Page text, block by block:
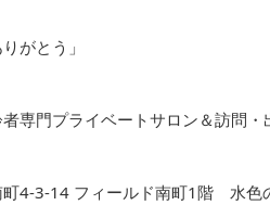
がとう」
専門プライベートサロン＆訪問・
町4-3-14 フィールド南町1階 水色